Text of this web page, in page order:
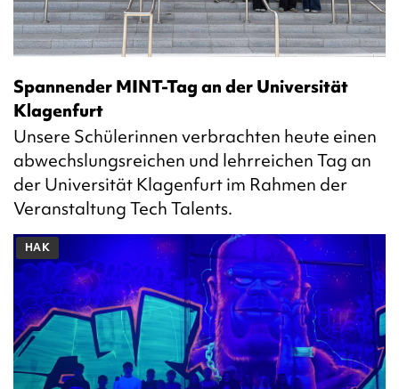
Spannender MINT-Tag an der Universität
Klagenfurt
Unsere Schülerinnen verbrachten heute einen
abwechslungsreichen und lehrreichen Tag an
der Universität Klagenfurt im Rahmen der
Veranstaltung Tech Talents.
HAK